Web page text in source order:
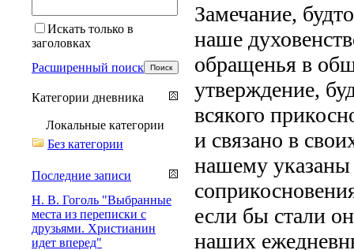
Замечание,
наше
обращенья в
утверждение,
всякого
и связано в
нашему указаны
если бы стали
наших
Искать только в
заголовках
Расширенный поиск
Категории дневника
Локальные категории
Без категории
Последние записи
Н. В. Гоголь "Выбранные
места из переписки с
друзьями. Христианин
идет вперед"